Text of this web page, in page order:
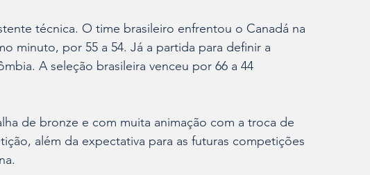
técnica. O time brasileiro enfrentou o Canadá na
minuto, por 55 a 54. Já a partida para definir a
A seleção brasileira venceu por 66 a 44
de bronze e com muita animação com a troca de
além da expectativa para as futuras competições